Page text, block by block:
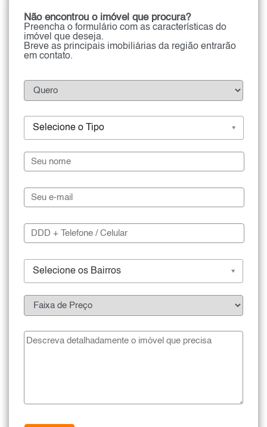
Não encontrou o imóvel que procura?
Preencha o formulário com as características do
imóvel que deseja.
Breve as principais imobiliárias da região entrarão
em contato.
Selecione o Tipo
Selecione os Bairros